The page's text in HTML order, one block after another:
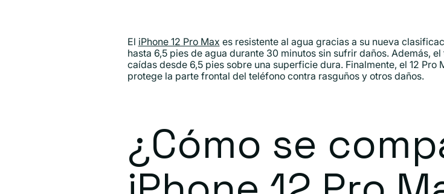
El iPhone 12 Pro Max es resistente al agua gracias a su nueva
hasta 6,5 ​​pies de agua durante 30 minutos sin sufrir daños. Además,
caídas desde 6,5 pies sobre una superficie dura. Finalmente, el 12
protege la parte frontal del teléfono contra rasguños y otros daños.
¿Cómo se